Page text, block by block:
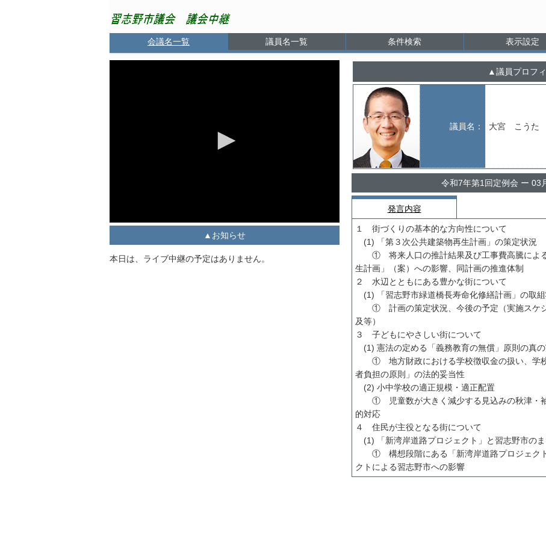
会議名一覧 議員名一覧 条件検索 表示設定
お知らせ
本日は、ライブ中継の予定はありません。
議員プロフ
議員名： 大宮 こうた
令和7年第1回定例会 ー
発言内容
１ 街づくりの基本的な方向性について
(1) 「第３次公共建築物再生計画」の策定状況
① 将来人口の推計結果及び工事費高騰による
生計画」（案）への影響、同計画の推進体制
２ 水辺とともにある豊かな街について
(1) 「習志野市緑道橋長寿命化修繕計画」の取組
① 計画の策定状況、今後の予定（実施スケジ
及等）
３ 子どもにやさしい街について
(1) 憲法の定める「義務教育の無償」原則の真の
① 地方財政における学校徴収金の扱い、学校
者負担の原則」の法的妥当性
(2) 小中学校の適正規模・適正配置
① 児童数が大きく減少する見込みの秋津・袖
的対応
４ 住民が主役となる街について
(1) 「新湾岸道路プロジェクト」と習志野市のま
① 構想段階にある「新湾岸道路プロジェクト
クトによる習志野市への影響